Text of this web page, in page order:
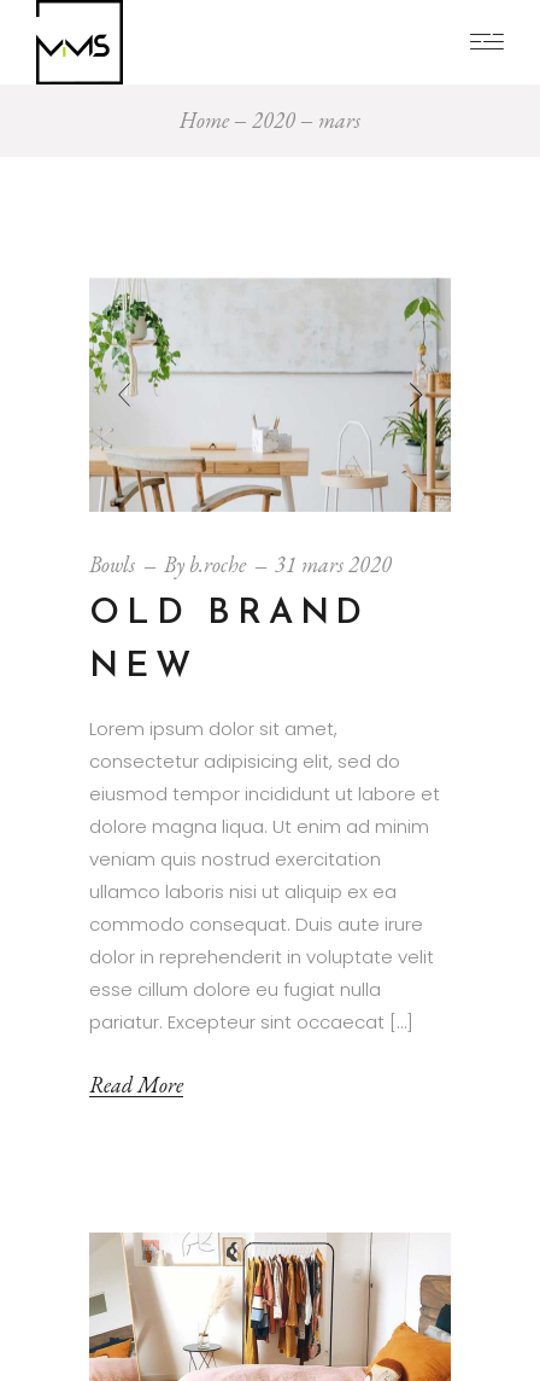
Home 2020 mars
Bowls By b.roche 31 mars 2020
OLD BRAND
NEW
Lorem ipsum dolor sit amet,
consectetur adipisicing elit, sed do
eiusmod tempor incididunt ut labore et
dolore magna liqua. Ut enim ad minim
veniam quis nostrud exercitation
ullamco laboris nisi ut aliquip ex ea
commodo consequat. Duis aute irure
dolor in reprehenderit in voluptate velit
esse cillum dolore eu fugiat nulla
pariatur. Excepteur sint occaecat […]
Read More